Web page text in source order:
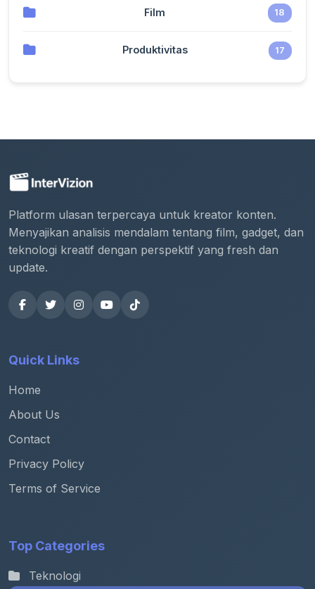
Film 18
Produktivitas 17
Platform ulasan terpercaya untuk kreator konten.
Menyajikan analisis mendalam tentang film, gadget, dan
teknologi kreatif dengan perspektif yang fresh dan
update.
Quick Links
Home
About Us
Contact
Privacy Policy
Terms of Service
Top Categories
Teknologi